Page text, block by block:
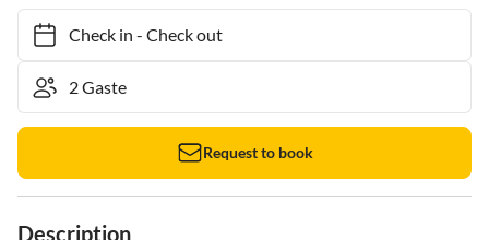
Check in- Check out
Request to book
Description